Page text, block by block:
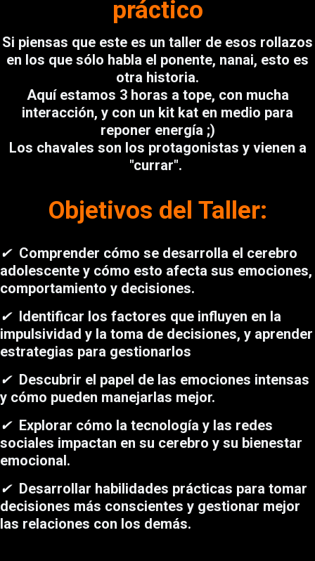
práctico
Si piensas que este es un taller de esos rollazos
en los que sólo habla el ponente, nanai, esto es
otra historia.
Aquí estamos 3 horas a tope, con mucha
interacción, y con un kit kat en medio para
reponer energía ;)
Los chavales son los protagonistas y vienen a
"currar".
Objetivos del Taller:
✔ Comprender cómo se desarrolla el cerebro
adolescente y cómo esto afecta sus emociones,
comportamiento y decisiones.
✔ Identificar los factores que influyen en la
impulsividad y la toma de decisiones, y aprender
estrategias para gestionarlos
✔ Descubrir el papel de las emociones intensas
y cómo pueden manejarlas mejor.
✔ Explorar cómo la tecnología y las redes
sociales impactan en su cerebro y su bienestar
emocional.
✔ Desarrollar habilidades prácticas para tomar
decisiones más conscientes y gestionar mejor
las relaciones con los demás.